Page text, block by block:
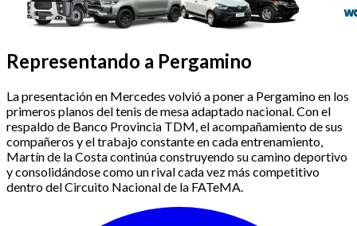
Representando a Pergamino
La presentación en Mercedes volvió a poner a Pergamino en los
primeros planos del tenis de mesa adaptado nacional. Con el
respaldo de Banco Provincia TDM, el acompañamiento de sus
compañeros y el trabajo constante en cada entrenamiento,
Martín de la Costa continúa construyendo su camino deportivo
y consolidándose como un rival cada vez más competitivo
dentro del Circuito Nacional de la FATeMA.